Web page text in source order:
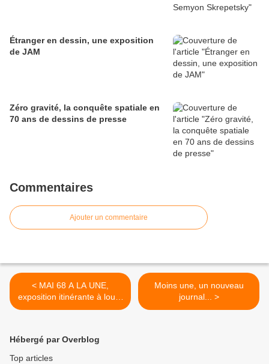
Étranger en dessin, une exposition
de JAM
Zéro gravité, la conquête spatiale en
70 ans de dessins de presse
Commentaires
Ajouter un commentaire
< MAI 68 A LA UNE,
exposition itinérante à louer
/ imprimer
Moins une, un nouveau
journal... >
Hébergé par Overblog
Top articles